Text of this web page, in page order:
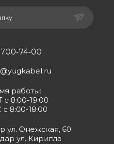
74-00
работы:
8:00-19:00
8:00-18:00
ул. Онежская, 60
ул. Кирилла